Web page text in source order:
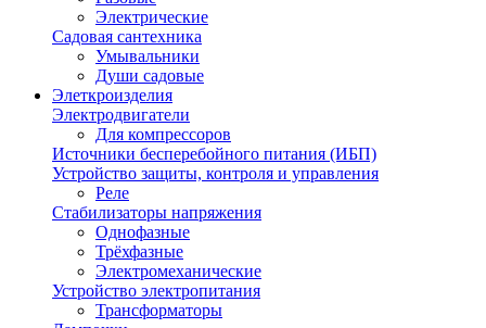
Электрические
Садовая сантехника
Умывальники
Души садовые
Элеткроизделия
Электродвигатели
Для компрессоров
Источники бесперебойного питания (ИБП)
Устройство защиты, контроля и управления
Реле
Стабилизаторы напряжения
Однофазные
Трёхфазные
Электромеханические
Устройство электропитания
Трансформаторы